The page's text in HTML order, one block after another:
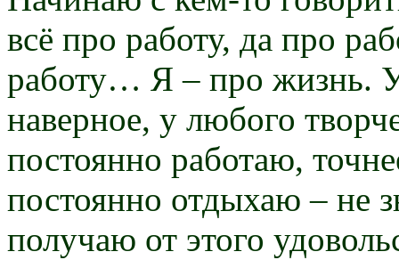
всё про работу, да про
работу… Я – про жизнь.
наверное, у любого
постоянно работаю,
постоянно отдыхаю – не
получаю от этого